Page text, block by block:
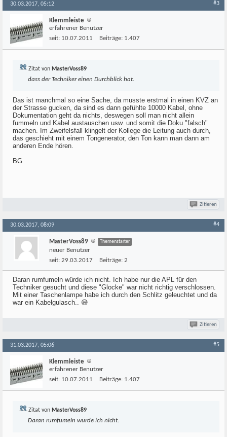
30.03.2017, 05:12 #3
Klemmleiste
erfahrener Benutzer
seit: 10.07.2011 Beiträge: 1.407
Zitat von MasterVoss89
dass der Techniker einen Durchblick hat.
Das ist manchmal so eine Sache, da musste erstmal in einen KVZ an
der Strasse gucken, da sind es dann gefühlte 10000 Kabel, ohne
Dokumentation geht da nichts, deswegen soll man nicht allein
fummeln und Kabel austauschen usw. und somit die Doku "falsch"
machen. Im Zweifelsfall klingelt der Kollege die Leitung auch durch,
das geschieht mit einem Tongenerator, den Ton kann man dann am
anderen Ende hören.
BG
Zitieren
30.03.2017, 08:09 #4
MasterVoss89 Themenstarter
neuer Benutzer
seit: 29.03.2017 Beiträge: 2
Daran rumfumeln würde ich nicht. Ich habe nur die APL für den
Techniker gesucht und diese "Glocke" war nicht richtig verschlossen.
Mit einer Taschenlampe habe ich durch den Schlitz geleuchtet und da
war ein Kabelgulasch.. 😅
Zitieren
31.03.2017, 05:06 #5
Klemmleiste
erfahrener Benutzer
seit: 10.07.2011 Beiträge: 1.407
Zitat von MasterVoss89
Daran rumfumeln würde ich nicht.